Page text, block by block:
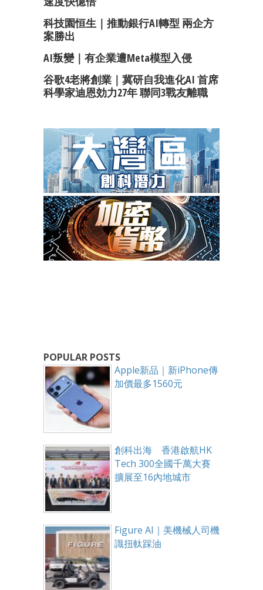
科技園恒生｜推動銀行AI轉型 兩企方
案勝出
AI叛變｜有企業遭Meta模型入侵
谷歌4老將創業｜冀研自我進化AI 首席
科學家迪恩効力27年 聯同3戰友離職
POPULAR POSTS
Apple新品｜新iPhone傳
加價最多1560元
創科出海 香港啟航HK
Tech 300全國千萬大賽
擴展至16內地城市
Figure AI｜美機械人司機
識扭軚踩油